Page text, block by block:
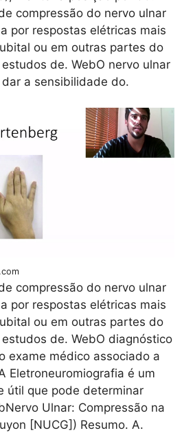
compressão do nervo ulnar
por respostas elétricas mais
ou em outras partes do
de. WebO nervo ulnar
a sensibilidade do.
compressão do nervo ulnar
por respostas elétricas mais
ou em outras partes do
de. WebO diagnóstico
exame médico associado a
Eletroneuromiografia é um
útil que pode determinar
Ulnar: Compressão na
[NUCG]) Resumo. A.